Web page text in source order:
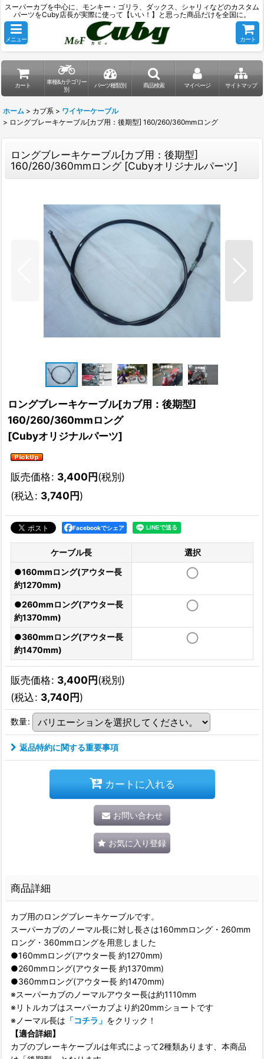
スーパーカブを中心に、モンキー・ゴリラ、ダックス、シャリィなどのカスタム
パーツをCuby店長が実際に使って【いい！】と思った商品だけを全国に。
メニュー カート
カート
車種&カテゴリー
別
パーツ種類別 商品検索 マイページ サイトマップ
ホーム > カブ系 > ワイヤーケーブル
> ロングブレーキケーブル[カブ用：後期型] 160/260/360mmロング
ロングブレーキケーブル[カブ用：後期型]
160/260/360mmロング [Cubyオリジナルパーツ]
ロングブレーキケーブル[カブ用：後期型]
160/260/360mmロング
[Cubyオリジナルパーツ]
販売価格: 3,400円(税別)
(税込: 3,740円)
Facebookでシェア
ケーブル長
選択
●160mmロング(アウター長
約1270mm)
●260mmロング(アウター長
約1370mm)
●360mmロング(アウター長
約1470mm)
販売価格: 3,400円(税別)
(税込: 3,740円)
数量:
返品特約に関する重要事項
カートに入れる
お問い合わせ
お気に入り登録
商品詳細
カブ用のロングブレーキケーブルです。
スーパーカブのノーマル長に対し長さは160mmロング・260mm
ロング・360mmロングを用意しました
●160mmロング(アウター長 約1270mm)
●260mmロング(アウター長 約1370mm)
●360mmロング(アウター長 約1470mm)
※スーパーカブのノーマルアウター長は約1110mm
※リトルカブはスーパーカブより約20mmショートです
※ノーマル長は 「コチラ」 をクリック！
【適合詳細】
カブのブレーキケーブルは年式によって2種類あります、本商品